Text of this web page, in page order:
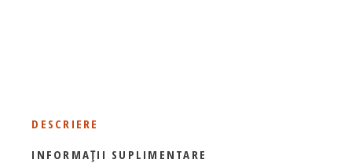
DESCRIERE
INFORMAȚII SUPLIMENTARE